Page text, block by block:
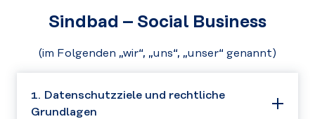
Sindbad – Social Business
(im Folgenden „wir“, „uns“, „unser“ genannt)
1. Datenschutzziele und rechtliche
Grundlagen